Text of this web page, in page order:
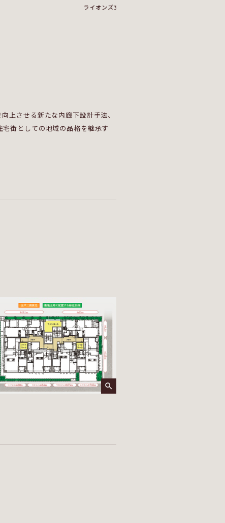
上させる新たな内廊下設計手法、
街としての地域の品格を継承す